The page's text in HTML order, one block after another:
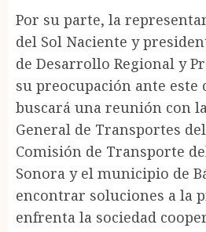
Por su parte, la
del Sol Naciente y
de Desarrollo Regional y
su preocupación ante este
buscará una reunión con
General de Transportes
Comisión de Transporte
Sonora y el municipio de
encontrar soluciones a la
enfrenta la sociedad